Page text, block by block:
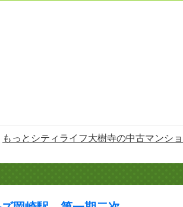
もっとシティライフ大樹寺の中古マンシ